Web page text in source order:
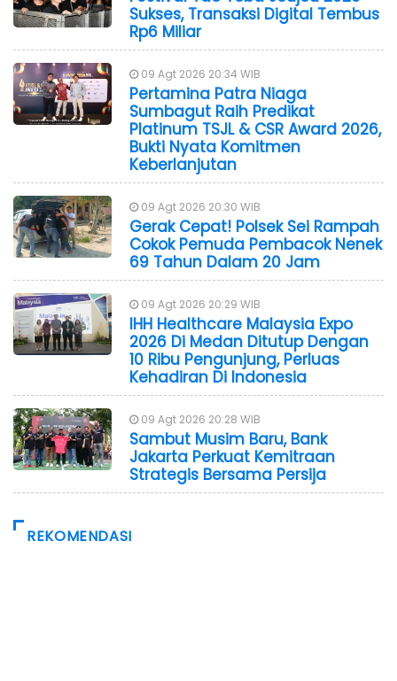
Sukses, Transaksi Digital Tembus
Rp6 Miliar
09 Agt 2026 20:34 WIB
Pertamina Patra Niaga
Sumbagut Raih Predikat
Platinum TSJL & CSR Award 2026,
Bukti Nyata Komitmen
Keberlanjutan
09 Agt 2026 20:30 WIB
Gerak Cepat! Polsek Sei Rampah
Cokok Pemuda Pembacok Nenek
69 Tahun Dalam 20 Jam
09 Agt 2026 20:29 WIB
IHH Healthcare Malaysia Expo
2026 Di Medan Ditutup Dengan
10 Ribu Pengunjung, Perluas
Kehadiran Di Indonesia
09 Agt 2026 20:28 WIB
Sambut Musim Baru, Bank
Jakarta Perkuat Kemitraan
Strategis Bersama Persija
REKOMENDASI